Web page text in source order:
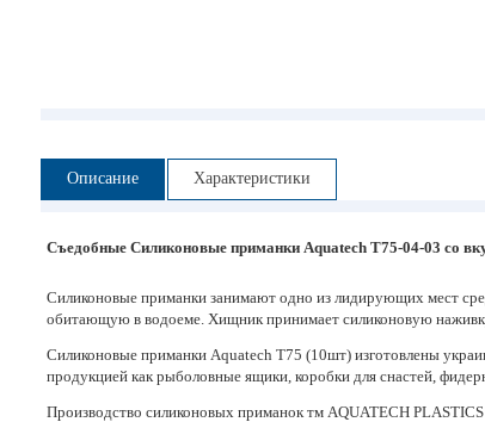
Описание Характеристики
Съедобные Силиконовые приманки Aquatech T75-04-03 со
Силиконовые приманки занимают одно из лидирующих мест
обитающую в водоеме. Хищник принимает силиконовую
Силиконовые приманки Aquatech Т75 (10шт) изготовлены
продукцией как рыболовные ящики, коробки для снастей,
Производство силиконовых приманок тм AQUATECH